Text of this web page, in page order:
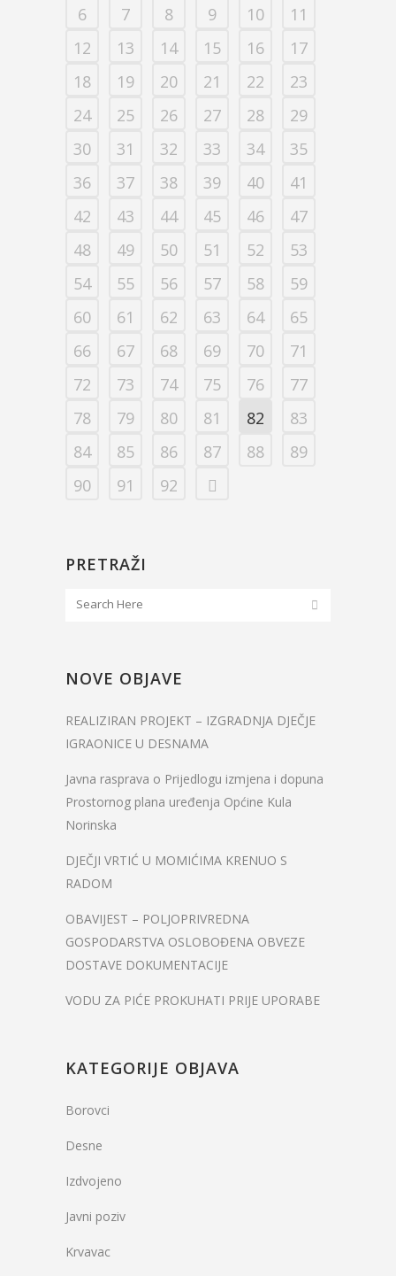
6 7 8 9 10
11
12
13 14 15 16
17
18
19 20 21 22
23
24
25 26 27 28
29
30
31 32 33 34
35
36
37 38 39 40
41
42
43 44 45 46
47
48
49 50 51 52
53
54
55 56 57 58
59
60
61 62 63 64
65
66
67 68 69 70
71
72
73 74 75 76
77
78
79 80 81 82
83
84
85 86 87 88
89
90
91 92
PRETRAŽI
NOVE OBJAVE
REALIZIRAN PROJEKT – IZGRADNJA DJEČJE
IGRAONICE U DESNAMA
Javna rasprava o Prijedlogu izmjena i dopuna
Prostornog plana uređenja Općine Kula
Norinska
DJEČJI VRTIĆ U MOMIĆIMA KRENUO S
RADOM
OBAVIJEST – POLJOPRIVREDNA
GOSPODARSTVA OSLOBOĐENA OBVEZE
DOSTAVE DOKUMENTACIJE
VODU ZA PIĆE PROKUHATI PRIJE UPORABE
KATEGORIJE OBJAVA
Borovci
Desne
Izdvojeno
Javni poziv
Krvavac